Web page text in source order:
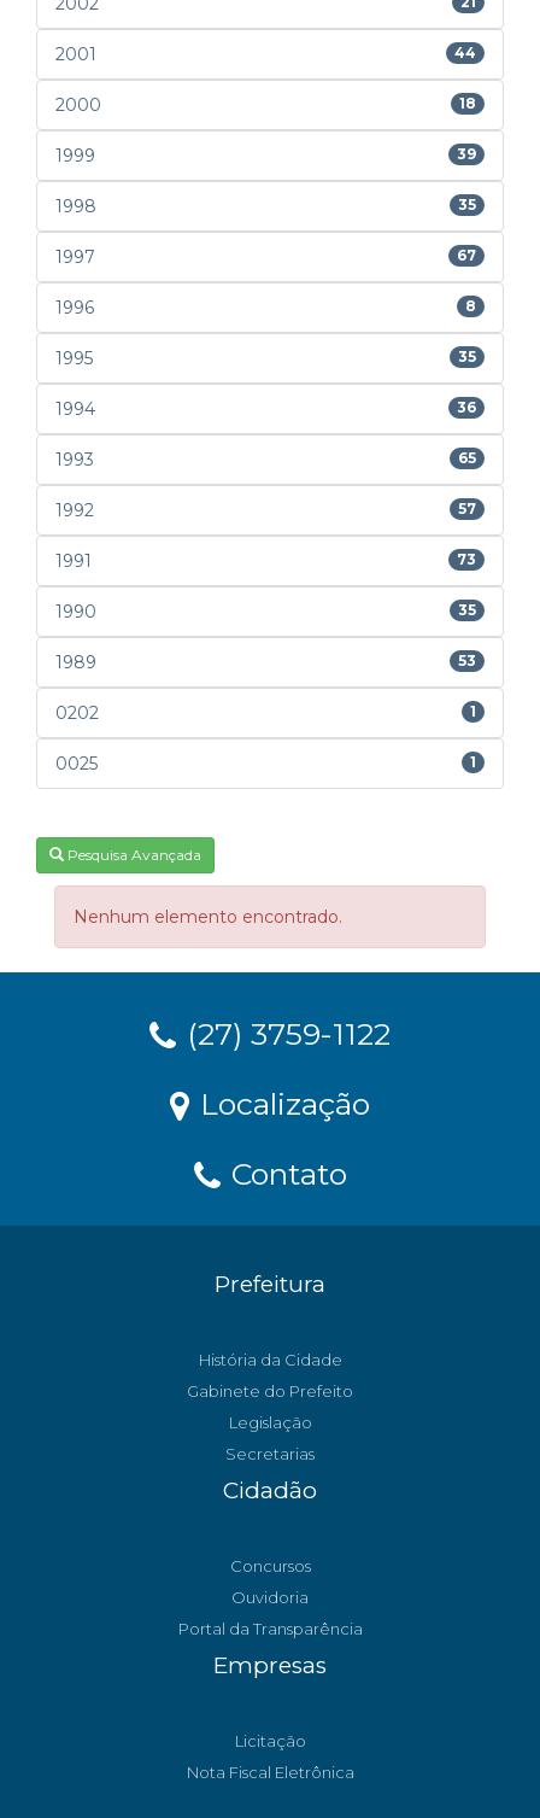
2001 44
2000 18
1999 39
1998 35
1997 67
1996 8
1995 35
1994 36
1993 65
1992 57
1991 73
1990 35
1989 53
0202 1
0025 1
Pesquisa Avançada
Nenhum elemento encontrado.
(27) 3759-1122
Localização
Contato
Prefeitura
História da Cidade
Gabinete do Prefeito
Legislação
Secretarias
Cidadão
Concursos
Ouvidoria
Portal da Transparência
Empresas
Licitação
Nota Fiscal Eletrônica